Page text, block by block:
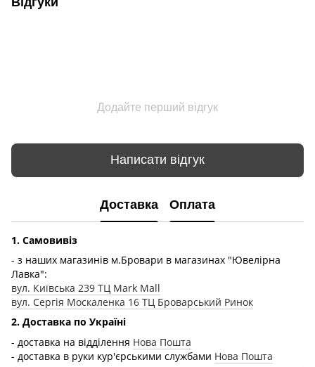
Додайте перший відгук
Написати відгук
Доставка Оплата
1. Самовивіз
- з наших магазинів м.Бровари в магазинах "Ювелірна
Лавка":
вул. Київська 239 ТЦ Mark Mall
вул. Сергія Москаленка 16 ТЦ Броварський Ринок
2. Доставка по Україні
- доставка на відділення Нова Пошта
- доставка в руки кур'єрськими службами Нова Пошта